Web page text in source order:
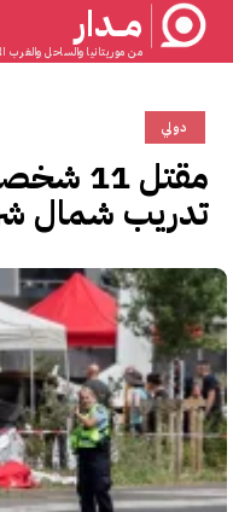
مــدار
من موريتانيا والساحل والغرب
دولي
مقتل
تدريب شمال